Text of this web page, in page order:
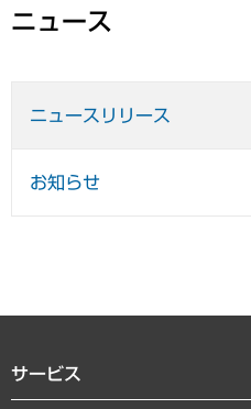
ニュース
ニュースリリース
お知らせ
サービス